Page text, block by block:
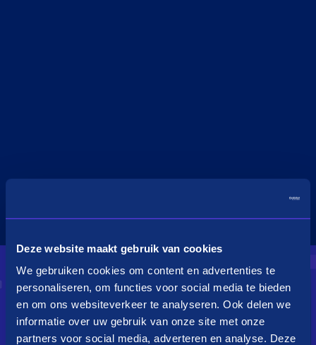
Deze website maakt gebruik van cookies
We gebruiken cookies om content en advertenties te
personaliseren, om functies voor social media te bieden
en om ons websiteverkeer te analyseren. Ook delen we
informatie over uw gebruik van onze site met onze
partners voor social media, adverteren en analyse. Deze